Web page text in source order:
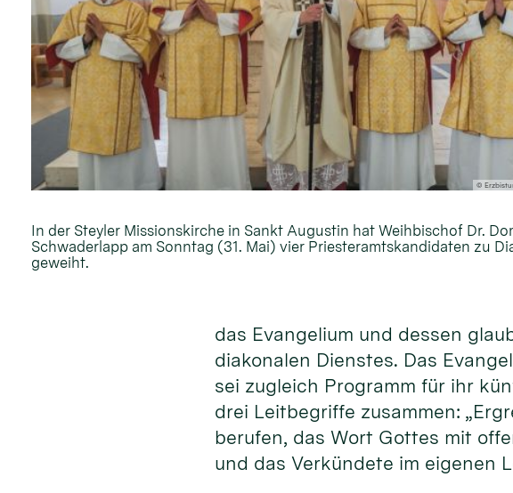
©
In der Steyler Missionskirche in Sankt Augustin hat Weihbischof Dr.
Schwaderlapp am Sonntag (31. Mai) vier Priesteramtskandidaten zu
geweiht.
das Evangelium und dessen
diakonalen Dienstes. Das
sei zugleich Programm für ihr
drei Leitbegriffe zusammen:
berufen, das Wort Gottes mit
und das Verkündete im eigenen